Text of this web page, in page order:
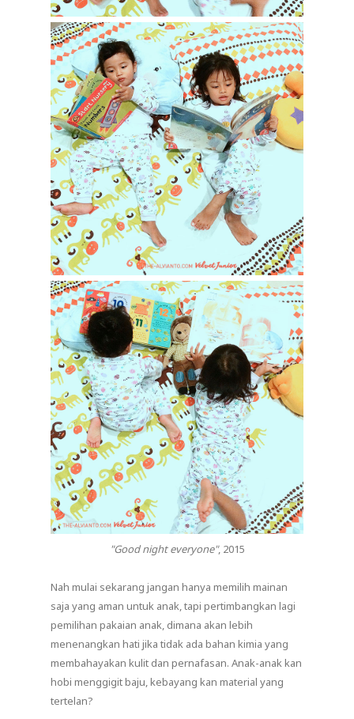
"Good night everyone", 2015
Nah mulai sekarang jangan hanya memilih mainan
saja yang aman untuk anak, tapi pertimbangkan lagi
pemilihan pakaian anak, dimana akan lebih
menenangkan hati jika tidak ada bahan kimia yang
membahayakan kulit dan pernafasan. Anak-anak kan
hobi menggigit baju, kebayang kan material yang
tertelan?